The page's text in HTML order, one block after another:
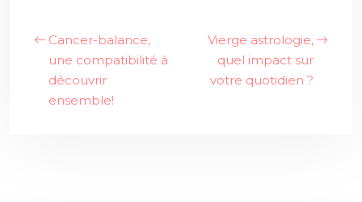
Cancer-balance,
une compatibilité à
découvrir
ensemble!
Vierge astrologie,
quel impact sur
votre quotidien ?